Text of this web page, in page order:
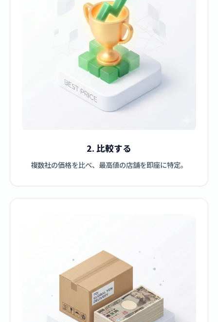
2. 比較する
複数社の価格を比べ、最高値の店舗を即座に特定。